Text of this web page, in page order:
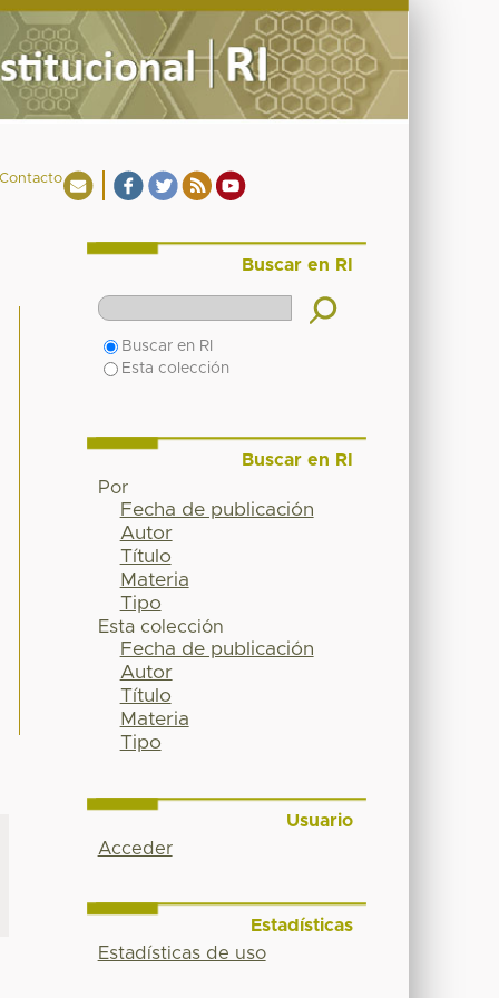
Contacto
Buscar en RI
Buscar en RI
Esta colección
Buscar en RI
Por
Fecha de publicación
Autor
Título
Materia
Tipo
Esta colección
Fecha de publicación
Autor
Título
Materia
Tipo
Usuario
Acceder
Estadísticas
Estadísticas de uso